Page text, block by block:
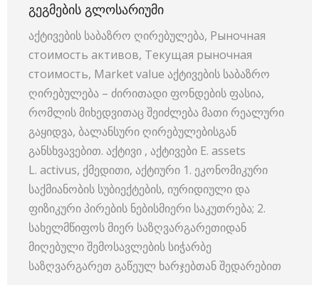
ᲒᲔᲒᲛᲔᲑᲘᲡ ᲒᲚᲝᲡᲐᲠᲘᲣᲛᲘ
აქტივების საბაზრო ღირებულება, Рыночная
стоимость активов, Текущая рыночная
стоимость, Market value აქტივების საბაზრო
ღირებულება – ძირითადი ფონდების ფასია,
რომლის მიხედვითაც შეიძლება მათი რეალური
გაყიდვა, ბალანსური ღირებულებისგან
განსხვავებით. აქტივი , აქტივები E. assets
L. activus, ქმედითი, აქტიური 1. ეკონომიკური
საქმიანობის სუბიექტების, იურიდიული და
ფიზიკური პირების ნებისმიერი საკუთრება; 2.
სახელმწიფოს მიერ საზღვარგარეთიდან
მიღებული შემოსავლების სიჭარბე
საზღვარგარეთ გაწეულ ხარჯებთან შედარებით